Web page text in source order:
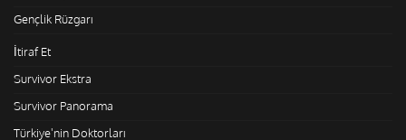
Gençlik Rüzgarı
İtiraf Et
Survivor Ekstra
Survivor Panorama
Türkiye'nin Doktorları